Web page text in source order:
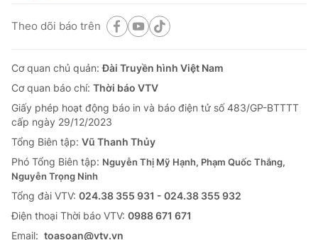
Theo dõi báo trên
Cơ quan chủ quản:Đài Truyền hình Việt Nam
Cơ quan báo chí: Thời báo VTV
Giấy phép hoạt động báo in và báo điện tử số 483/GP-BTTTT
cấp ngày 29/12/2023
Tổng Biên tập: Vũ Thanh Thủy
Phó Tổng Biên tập: Nguyễn Thị Mỹ Hạnh, Phạm Quốc Thắng,
Nguyễn Trọng Ninh
Tổng đài VTV: 024.38 355 931 - 024.38 355 932
Ðiện thoại Thời báo VTV: 0988 671 671
Email: toasoan@vtv.vn